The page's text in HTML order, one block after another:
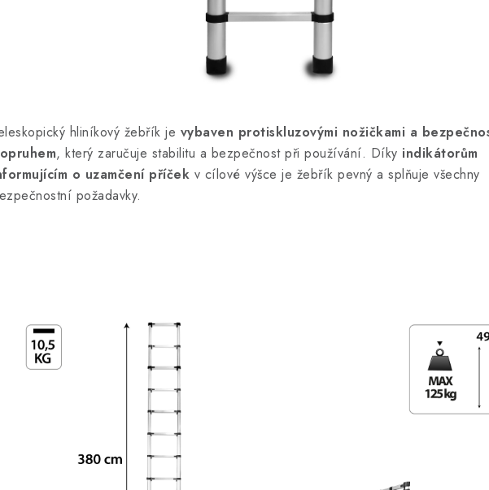
hliníkový žebřík je vybaven protiskluzovými nožičkami a
, který zaručuje stabilitu a bezpečnost při používání. Díky indikátorům
o uzamčení příček v cílové výšce je žebřík pevný a splňuje všechny
požadavky.